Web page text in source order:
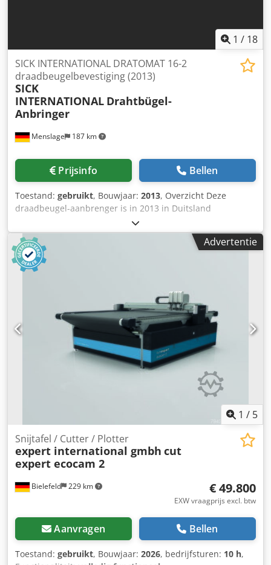
1 / 18
Menslage 187 km
SICK INTERNATIONAL DRATOMAT 16-2
draadbeugelbevestiging (2013)
SICK
INTERNATIONAL Drahtbügel-
Anbringer
Prijsinfo Bellen
Toestand: gebruikt, Bouwjaar: 2013, Overzicht Deze
draadbeugel-aanbrenger is in 2013 in Duitsland
geproduceerd door SICK INTERNATIONAL. De machine is
per direct te koop omdat de productie in de fabriek in 2022
is stopgezet. Er worden bedieningsplatformen
meegeleverd. Technische gegevens - Capaciteit: 9.000
flessen/uur tot 12.000 flessen/uur - Formaten:
wijnflessen (75cl) - Afmetingen: L. 200 cm - B. 150 cm - H.
250 cm Dwjdpfx Acjwhk Dvsija Leveringsomvang -
Draadbeugel-aanbrenger - Bedieningsplatformen
Advertentie
1 / 5
Bielefeld 229 km
Snijtafel / Cutter / Plotter
expert international gmbh cut
expert ecocam 2
€ 49.800
EXW vraagprijs excl. btw
Aanvragen Bellen
Toestand: gebruikt, Bouwjaar: 2026, bedrijfsturen: 10 h,